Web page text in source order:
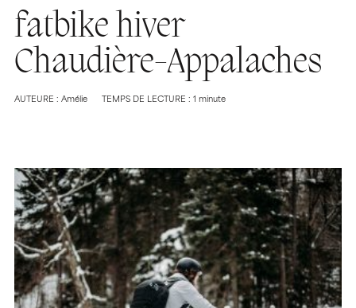
fatbike hiver
Chaudière-Appalaches
AUTEURE : Amélie TEMPS DE LECTURE : 1 minute